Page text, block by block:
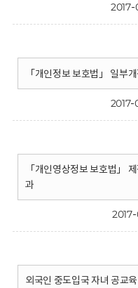
2017-
「개인정보 보호법」 일부
2017-
「개인영상정보 보호법」
과
외국인 중도입국 자녀 공교